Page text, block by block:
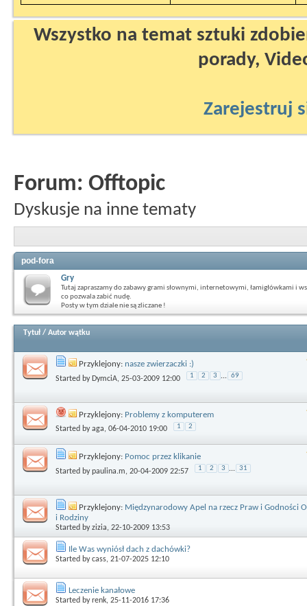
Wszystko na temat sztuki
porady,
Zarejestruj
Forum: Offtopic
Dyskusje na inne tematy
pod-fora
Gry
Tutaj zapraszamy do zabawy grami słownymi, internetowymi, łamigłówkami i
co pozwala zabić nudę.
Posty w tym dziale nie są zliczane !
Tytuł / Autor wątku
Przyklejony: nasze zwierzaczki :)
Started by DymciA, 25-03-2009 12:00 1 2 3 ... 69
Przyklejony: Problemy z komputerem
Started byaga, 06-04-2010 19:00 1 2
Przyklejony: Pomoc przez klikanie
Started bypaulina.m, 20-04-2009 22:57 1 2 3 ... 31
Przyklejony: Międzynarodowy Apel na rzecz Praw i Godności
i Rodziny
Started byzizia, 22-10-2009 13:53
Ile Was wyniósł dach z dachówki?
Started bycass, 21-07-2025 12:10
Leczenie kanałowe
Started byrenk, 25-11-2016 17:36